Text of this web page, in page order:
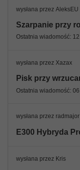
wysłana przez AleksEU
Szarpanie przy
wysłana przez Xazax
wysłana przez radmajor
wysłana przez Kris